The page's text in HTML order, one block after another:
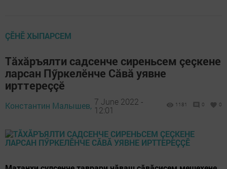
ÇӖНӖ ХЫПАРСЕМ
Тăхăръялти садсенче сиреньсем çеçкене
ларсан Пӳркелӗнче Сăвă уявне
ирттереççӗ
Константин Малышев, 7 June 2022 -
12:01
1181 0 0